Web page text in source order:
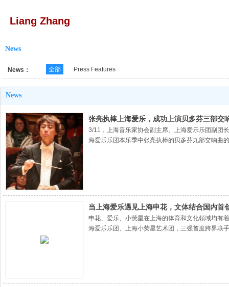
Liang Zhang
News
News： 全部 Press Features
News
张亮执棒上海爱乐，成功上演贝多芬三部交
3/11，上海音乐家协会副主席、上海爱乐乐团副团
海爱乐乐团本乐季中张亮执棒的贝多芬九部交响曲
当上海爱乐遇见上海申花，文体结合国内首
申花、爱乐、小荧星在上海的体育和文化領域均有
海爱乐乐团、上海小荧星艺术团，三强首度跨界联